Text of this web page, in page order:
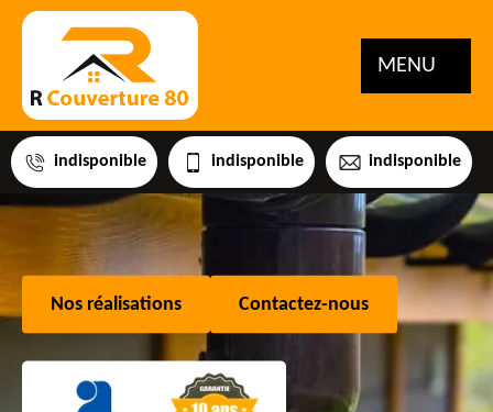
MENU
indisponible indisponible indisponible
Nos réalisations Contactez-nous